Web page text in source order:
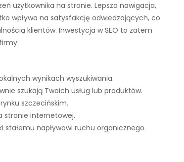
użytkownika na stronie. Lepsza nawigacja,
wpływa na satysfakcję odwiedzających, co
klientów. Inwestycja w SEO to zatem
wynikach wyszukiwania.
szukają Twoich usług lub produktów.
szczecińskim.
stronie internetowej.
stałemu napływowi ruchu organicznego.